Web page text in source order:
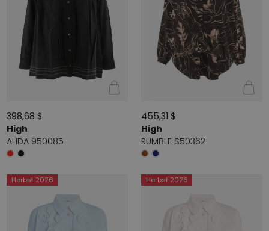
398,68 $
High
ALIDA 950085
455,31 $
High
RUMBLE S50362
Herbst 2026 Herbst 2026